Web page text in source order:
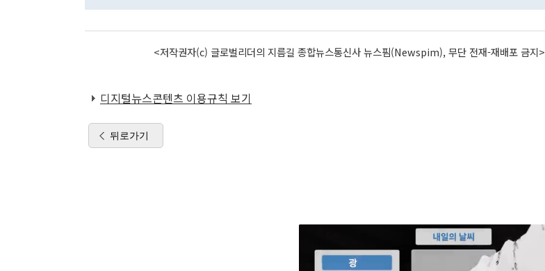
<저작권자(c) 글로벌리더의 지름길 종합뉴스통신사 뉴스핌(Newspim), 무단 전재-재배포 금지>
디지털뉴스콘텐츠 이용규칙 보기
뒤로가기